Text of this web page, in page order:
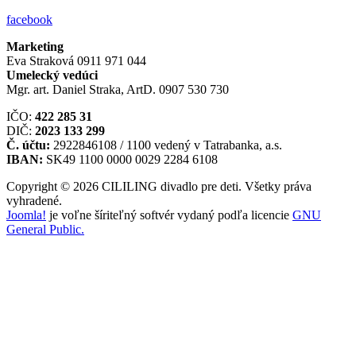
facebook
Marketing
Eva Straková 0911 971 044
Umelecký vedúci
Mgr. art. Daniel Straka, ArtD. 0907 530 730
IČO: 422 285 31
DIČ: 2023 133 299
Č. účtu: 2922846108 / 1100 vedený v Tatrabanka, a.s.
IBAN: SK49 1100 0000 0029 2284 6108
Copyright © 2026 CILILING divadlo pre deti. Všetky práva
vyhradené.
Joomla! je voľne šíriteľný softvér vydaný podľa licencie GNU
General Public.